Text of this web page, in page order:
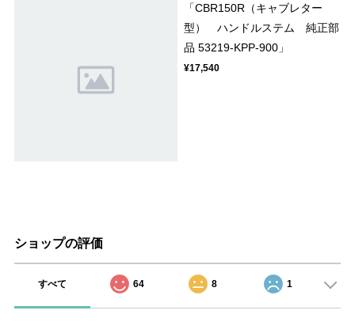
「CBR150R（キャブレター
型） ハンドルステム 純正部
品 53219-KPP-900」
¥17,540
ショップの評価
すべて 64 8 1